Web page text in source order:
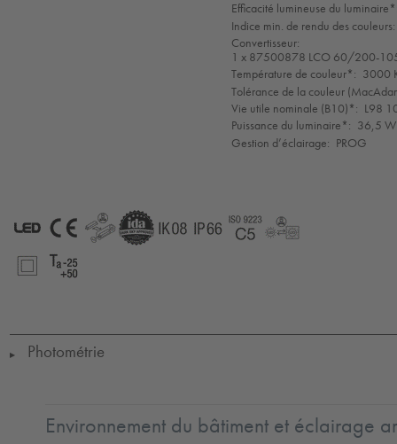
Efficacité lumineuse du
Indice min. de rendu des couleurs:
Convertisseur:
1 x 87500878 LCO 60/200-
Température de couleur*: 3000
Tolérance de la couleur
Vie utile nominale (B10)*: L98
Puissance du luminaire*: 36,5 W
Gestion d’éclairage: PROG
LED
▶ Photométrie
Environnement du bâtiment et éclairage